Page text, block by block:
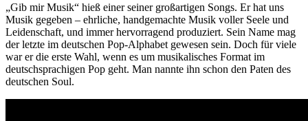
„Gib mir Musik“ hieß einer seiner großartigen Songs. Er hat uns
Musik gegeben – ehrliche, handgemachte Musik voller Seele und
Leidenschaft, und immer hervorragend produziert. Sein Name mag
der letzte im deutschen Pop-Alphabet gewesen sein. Doch für viele
war er die erste Wahl, wenn es um musikalisches Format im
deutschsprachigen Pop geht. Man nannte ihn schon den Paten des
deutschen Soul.